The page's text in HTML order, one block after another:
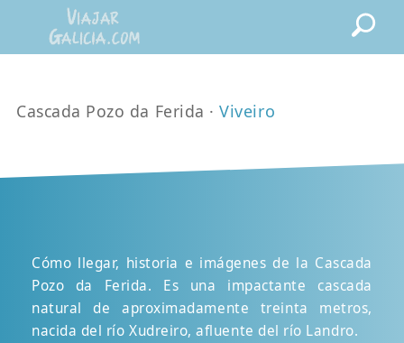
Cascada Pozo da Ferida ·Viveiro
Cómo llegar, historia e imágenes de la Cascada
Pozo da Ferida. Es una impactante cascada
natural de aproximadamente treinta metros,
nacida del río Xudreiro, afluente del río Landro.